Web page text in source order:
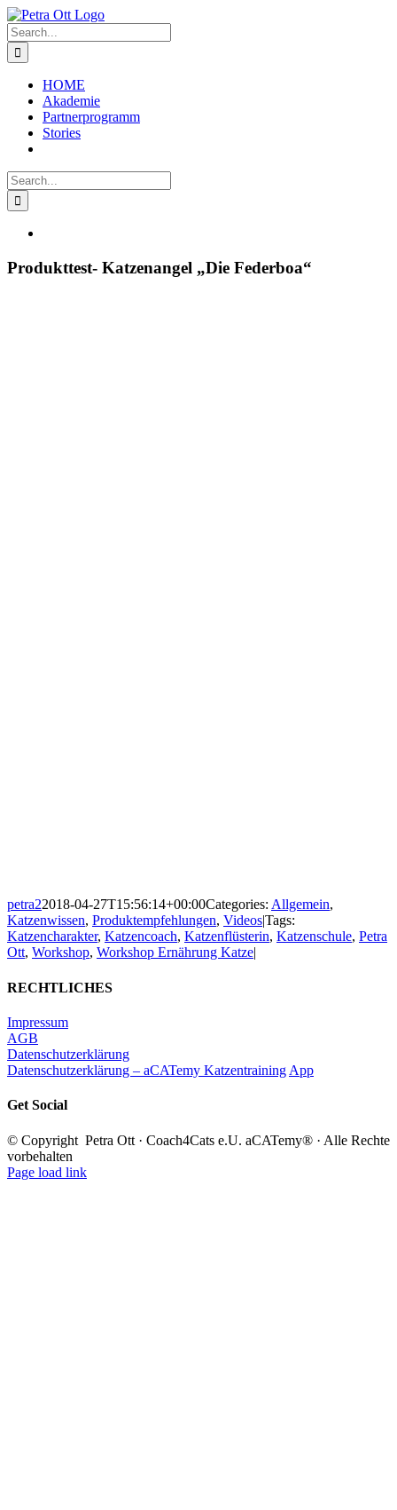
Skip
to
content
Search
for:
HOME
Akademie
Partnerprogramm
Stories
Search
for:
Image
Produkttest- Katzenangel „Die Federboa“
petra22018-04-27T15:56:14+00:00Categories: Allgemein,
Katzenwissen, Produktempfehlungen, Videos|Tags:
Katzencharakter, Katzencoach, Katzenflüsterin, Katzenschule, Petra
Ott, Workshop, Workshop Ernährung Katze|
RECHTLICHES
Impressum
AGB
Datenschutzerklärung
Datenschutzerklärung – aCATemy Katzentraining App
Get Social
© Copyright Petra Ott · Coach4Cats e.U. aCATemy® · Alle Rechte
vorbehalten
Page load link